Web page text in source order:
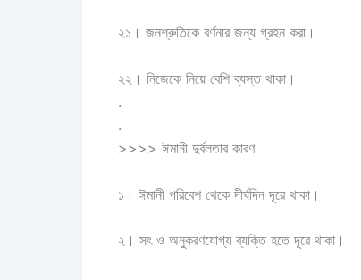
২১। জনশ্রুতিকে বর্ণনার জন্য গ্রহন করা।
২২। নিজেকে নিয়ে বেশি ব্যস্ত থাকা।
.
.
>>>> ঈমানী দুর্বলতার কারণ
১। ঈমানী পরিবেশ থেকে দীর্ঘদিন দূরে থাকা।
২। সৎ ও অনুকরণযোগ্য ব্যক্তি হতে দূরে থাকা।